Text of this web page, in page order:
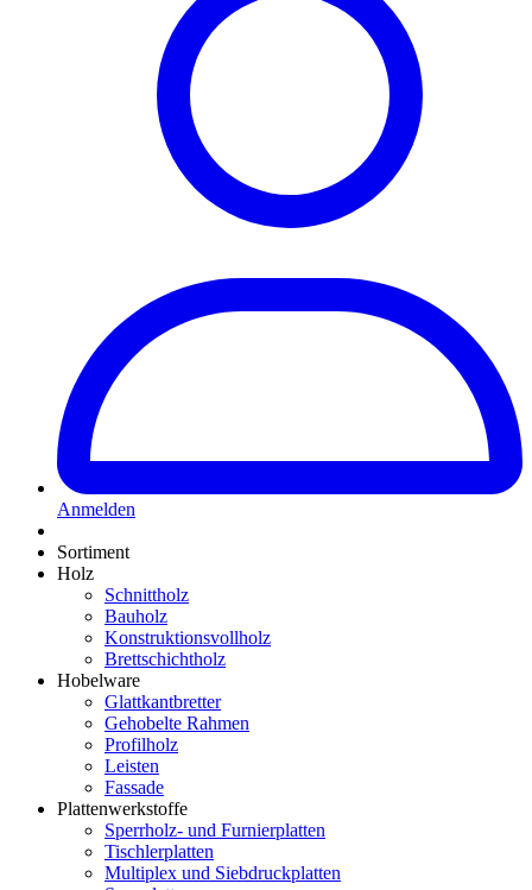
Anmelden
Sortiment
Holz
Schnittholz
Bauholz
Konstruktionsvollholz
Brettschichtholz
Hobelware
Glattkantbretter
Gehobelte Rahmen
Profilholz
Leisten
Fassade
Plattenwerkstoffe
Sperrholz- und Furnierplatten
Tischlerplatten
Multiplex und Siebdruckplatten